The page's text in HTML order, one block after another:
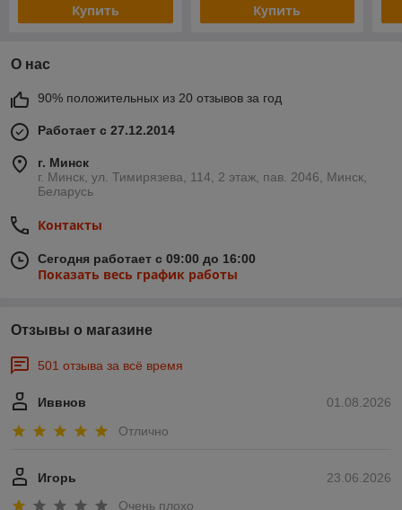
Купить Купить
О нас
90% положительных из 20 отзывов за год
Работает с 27.12.2014
г. Минск
г. Минск, ул. Тимирязева, 114, 2 этаж, пав. 2046, Минск,
Беларусь
Контакты
Сегодня работает с 09:00 до 16:00
Показать весь график работы
Отзывы о магазине
501 отзыва за всё время
01.08.2026
Иввнов
Отлично
23.06.2026
Игорь
Очень плохо